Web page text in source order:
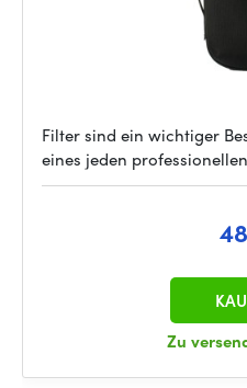
Filter sind ein wichtiger
eines jeden professionellen
Zu